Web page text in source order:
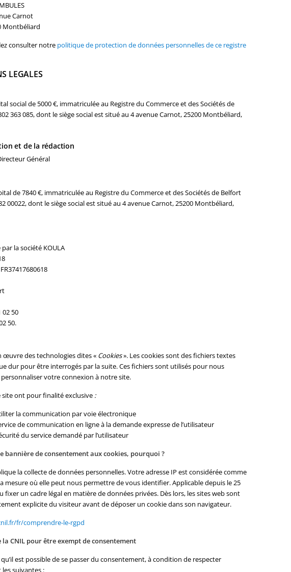
Carnot
Montbéliard
consulter notre politique de protection de données personnelles de ce registre
LEGALES
social de 5000 €, immatriculée au Registre du Commerce et des Sociétés de
363 085, dont le siège social est situé au 4 avenue Carnot, 25200 Montbéliard,
et de la rédaction
Général
de 7840 €, immatriculée au Registre du Commerce et des Sociétés de Belfort
00022, dont le siège social est situé au 4 avenue Carnot, 25200 Montbéliard,
la société KOULA
02 50
50.
des technologies dites « Cookies». Les cookies sont des fichiers textes
dur pour être interrogés par la suite. Ces fichiers sont utilisés pour nous
votre connexion à notre site.
site ont pour finalité exclusive :
la communication par voie électronique
de communication en ligne à la demande expresse de l’utilisateur
du service demandé par l’utilisateur
bannière de consentement aux cookies, pourquoi ?
la collecte de données personnelles. Votre adresse IP est considérée comme
mesure où elle peut nous permettre de vous identifier. Applicable depuis le 25
fixer un cadre légal en matière de données privées. Dès lors, les sites web sont
explicite du visiteur avant de déposer un cookie dans son navigateur.
fr/comprendre-le-rgpd
CNIL pour être exempt de consentement
est possible de se passer du consentement, à condition de respecter
suivantes :